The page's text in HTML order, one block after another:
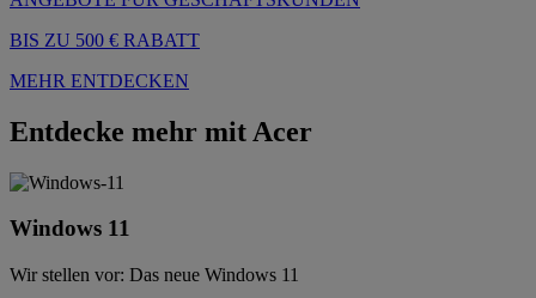
BIS ZU 500 € RABATT
MEHR ENTDECKEN
Entdecke mehr mit Acer
Windows 11
Wir stellen vor: Das neue Windows 11